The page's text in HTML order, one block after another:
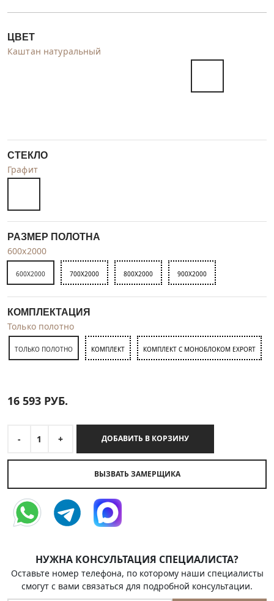
ЦВЕТ
Каштан натуральный
СТЕКЛО
Графит
РАЗМЕР ПОЛОТНА
600x2000
600X2000 700X2000 800X2000 900X2000
КОМПЛЕКТАЦИЯ
Только полотно
ТОЛЬКО ПОЛОТНО КОМПЛЕКТ КОМПЛЕКТ С МОНОБЛОКОМ EXPORT
16 593 РУБ.
- 1 + ДОБАВИТЬ В КОРЗИНУ
ВЫЗВАТЬ ЗАМЕРЩИКА
НУЖНА КОНСУЛЬТАЦИЯ СПЕЦИАЛИСТА?
Оставьте номер телефона, по которому наши специалисты
смогут с вами связаться для подробной консультации.